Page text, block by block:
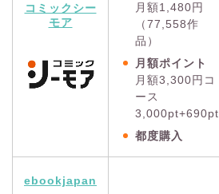
コミックシー
モア
月額1,480円
（77,558作
品）
月額ポイント
月額3,300円コ
ース
3,000pt+690pt
都度購入
ebookjapan